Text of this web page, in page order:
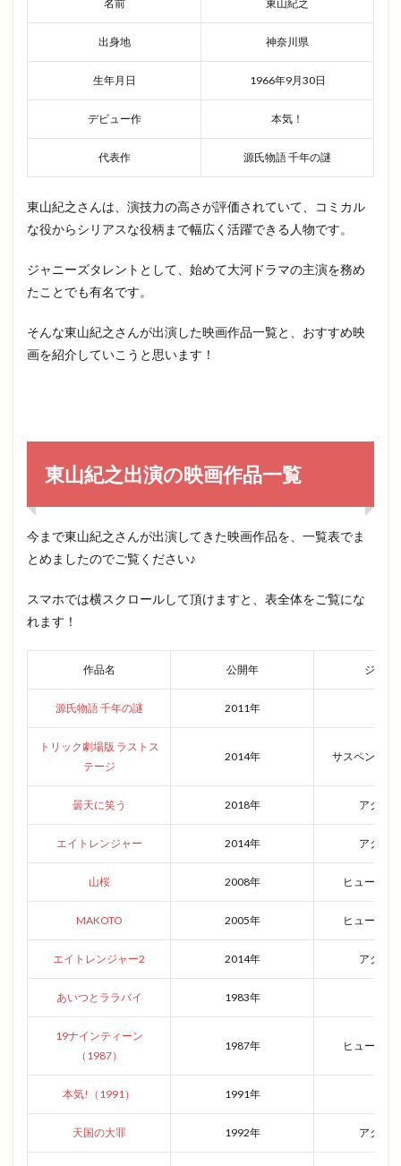
名前 東山紀之
出身地 神奈川県
生年月日 1966年9月30日
デビュー作 本気！
代表作 源氏物語 千年の謎
東山紀之さんは、演技力の高さが評価されていて、コミカル
な役からシリアスな役柄まで幅広く活躍できる人物です。
ジャニーズタレントとして、始めて大河ドラマの主演を務め
たことでも有名です。
そんな東山紀之さんが出演した映画作品一覧と、おすすめ映
画を紹介していこうと思います！
東山紀之出演の映画作品一覧
今まで東山紀之さんが出演してきた映画作品を、一覧表でま
とめましたのでご覧ください♪
スマホでは横スクロールして頂けますと、表全体をご覧にな
れます！
作品名 公開年 ジャン
源氏物語 千年の謎 2011年
トリック劇場版 ラストス
テージ
2014年 サスペンスミ
曇天に笑う 2018年 アクシ
エイトレンジャー 2014年 アクシ
山桜 2008年 ヒューマン
MAKOTO 2005年 ヒューマン
エイトレンジャー2 2014年 アクシ
あいつとララバイ 1983年
19ナインティーン
（1987）
1987年 ヒューマン
本気!（1991） 1991年
天国の大罪 1992年 アクシ